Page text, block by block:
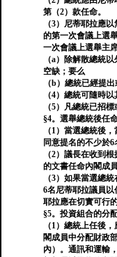
第（2）款任命。
（3）尼蒂耶拉應
的第一次會議上選
一次會議上選舉主
（a）除解散總統
空缺；要么
（b）總統已經提
（4）總統可隨時
（5）凡總統已招
§4。選舉總統後任命
（1）當選總統後
同意提名的不少於6
（2）議長在收到
的文書任命內閣成
（3）如果當選總
6名尼蒂耶拉議員
耶拉應在切實可行
§5。投資組合的分配
（1）總統上任後
閣成員中分配財政
內）。通訊和運輸